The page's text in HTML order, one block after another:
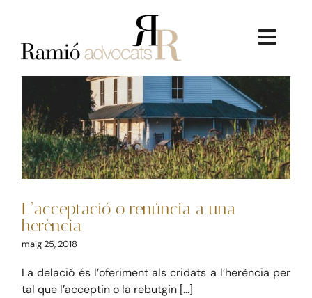
content
LA FIRMA
SERVEIS JURÍDICS
L’acceptació o renúncia a
una herència
Civil
L’acceptació o renúncia a una
herència
maig 25, 2018
La delació és l’oferiment als cridats a l’herència per
tal que l’acceptin o la rebutgin [...]